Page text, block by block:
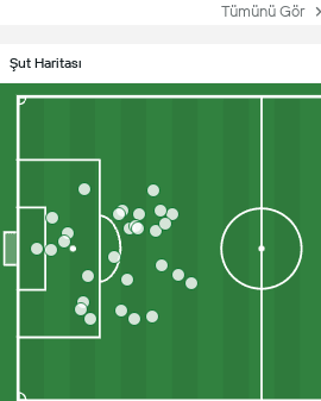
Tümünü Gör
Şut Haritası